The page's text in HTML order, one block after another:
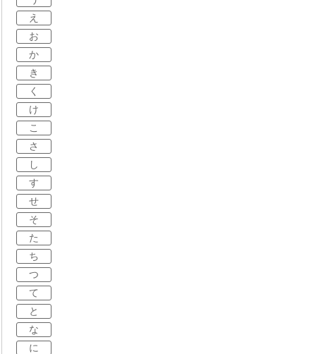
え
お
か
き
く
け
こ
さ
し
す
せ
そ
た
ち
つ
て
と
な
に